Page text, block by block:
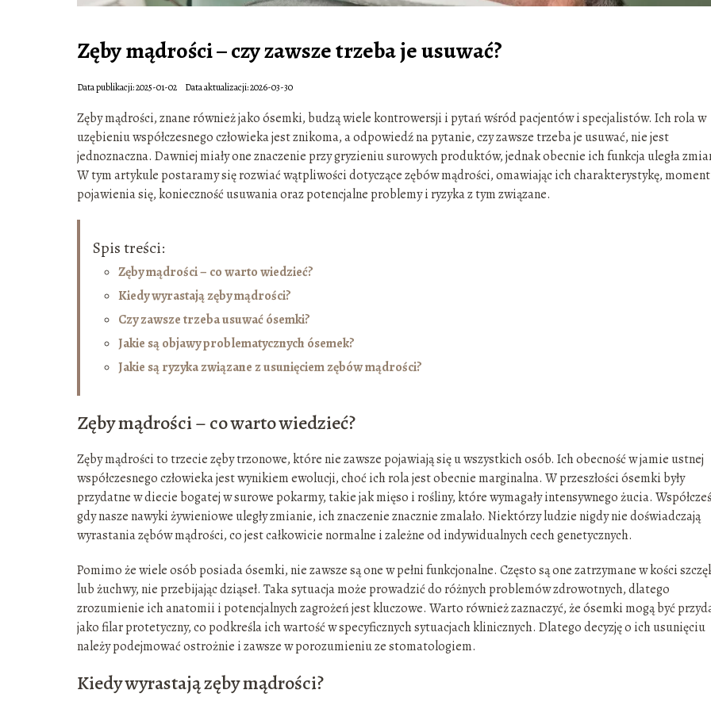
Zęby mądrości – czy zawsze trzeba je usuwać?
Data publikacji: 2025-01-02 Data aktualizacji: 2026-03-30
Zęby mądrości, znane również jako ósemki, budzą wiele kontrowersji i pytań wśród pacjentów i specjalistów. Ich rola w
uzębieniu współczesnego człowieka jest znikoma, a odpowiedź na pytanie, czy zawsze trzeba je usuwać, nie jest
jednoznaczna. Dawniej miały one znaczenie przy gryzieniu surowych produktów, jednak obecnie ich funkcja uległa
W tym artykule postaramy się rozwiać wątpliwości dotyczące zębów mądrości, omawiając ich charakterystykę, moment
pojawienia się, konieczność usuwania oraz potencjalne problemy i ryzyka z tym związane.
Spis treści:
Zęby mądrości – co warto wiedzieć?
Kiedy wyrastają zęby mądrości?
Czy zawsze trzeba usuwać ósemki?
Jakie są objawy problematycznych ósemek?
Jakie są ryzyka związane z usunięciem zębów mądrości?
Zęby mądrości – co warto wiedzieć?
Zęby mądrości to trzecie zęby trzonowe, które nie zawsze pojawiają się u wszystkich osób. Ich obecność w jamie ustnej
współczesnego człowieka jest wynikiem ewolucji, choć ich rola jest obecnie marginalna. W przeszłości ósemki były
przydatne w diecie bogatej w surowe pokarmy, takie jak mięso i rośliny, które wymagały intensywnego żucia.
gdy nasze nawyki żywieniowe uległy zmianie, ich znaczenie znacznie zmalało. Niektórzy ludzie nigdy nie doświadczają
wyrastania zębów mądrości, co jest całkowicie normalne i zależne od indywidualnych cech genetycznych.
Pomimo że wiele osób posiada ósemki, nie zawsze są one w pełni funkcjonalne. Często są one zatrzymane w kości
lub żuchwy, nie przebijając dziąseł. Taka sytuacja może prowadzić do różnych problemów zdrowotnych, dlatego
zrozumienie ich anatomii i potencjalnych zagrożeń jest kluczowe. Warto również zaznaczyć, że ósemki mogą być
jako filar protetyczny, co podkreśla ich wartość w specyficznych sytuacjach klinicznych. Dlatego decyzję o ich usunięciu
należy podejmować ostrożnie i zawsze w porozumieniu ze stomatologiem.
Kiedy wyrastają zęby mądrości?